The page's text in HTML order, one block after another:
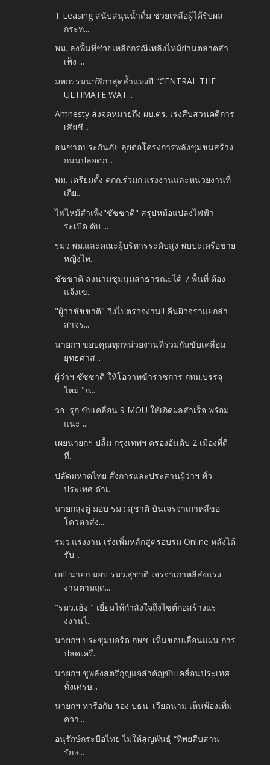
T Leasing สนับสนุนน้ำดื่ม ช่วยเหลือผู้ได้รับผล
กระท...
พม. ลงพื้นที่ช่วยเหลือกรณีเพลิงไหม้ย่านตลาดสำ
เพ็ง ...
มหกรรมนาฬิกาสุดล้ำแห่งปี “CENTRAL THE
ULTIMATE WAT...
Amnesty ส่งจดหมายถึง ผบ.ตร. เร่งสืบสวนคดีการ
เสียชี...
ธนชาตประกันภัย ลุยต่อโครงการพลังชุมชนสร้าง
ถนนปลอดภ...
พม. เตรียมตั้ง คกก.ร่วมก.แรงงานและหน่วยงานที่
เกี่ย...
ไฟไหม้สำเพ็ง"ชัชชาติ" สรุปหม้อแปลงไฟฟ้า
ระเบิด ดับ ...
รมว.พม.และคณะผู้บริหารระดับสูง พบปะเครือข่าย
หญิงไท...
ชัชชาติ ลงนามชุมนุมสาธารณะได้ 7 พื้นที่ ต้อง
แจ้งเข...
"ผู้ว่าชัชชาติ" วิ่งไปตรวจงาน!! คืนผิวจราแยกลำ
สาจร...
นายกฯ ขอบคุณทุกหน่วยงานที่ร่วมกันขับเคลื่อน
ยุทธศาส...
ผู้ว่าฯ ชัชชาติ ให้โอวาทข้าราชการ กทม.บรรจุ
ใหม่ "ถ...
วธ. รุก ขับเคลื่อน 9 MOU ให้เกิดผลสำเร็จ พร้อม
แนะ ...
เผยนายกฯ ปลื้ม กรุงเทพฯ ครองอันดับ 2 เมืองที่ดี
ที่...
ปลัดมหาดไทย สั่งการและประสานผู้ว่าฯ ทั่ว
ประเทศ ดำเ...
นายกลุงตู่ มอบ รมว.สุชาติ บินเจรจาเกาหลีขอ
โควตาส่ง...
รมว.แรงงาน เร่งเพิ่มหลักสูตรอบรม Online หลังได้
รับ...
เฮ!! นายก มอบ รมว.สุชาติ เจรจาเกาหลีส่งแรง
งานตามฤด...
"รมว.เฮ้ง " เยี่ยมให้กำลังใจถึงไซต์ก่อสร้างแร
งงานไ...
นายกฯ ประชุมบอร์ด กพช. เห็นชอบเลื่อนแผน การ
ปลดเครื...
นายกฯ ชูพลังสตรีกุญแจสำคัญขับเคลื่อนประเทศ
ทั้งเศรษ...
นายกฯ หารือกับ รอง ปธน. เวียดนาม เห็นพ้องเพิ่ม
ควา...
อนุรักษ์กระบือไทย ไม่ให้สูญพันธุ์ “ทิพยสืบสาน
รักษ...